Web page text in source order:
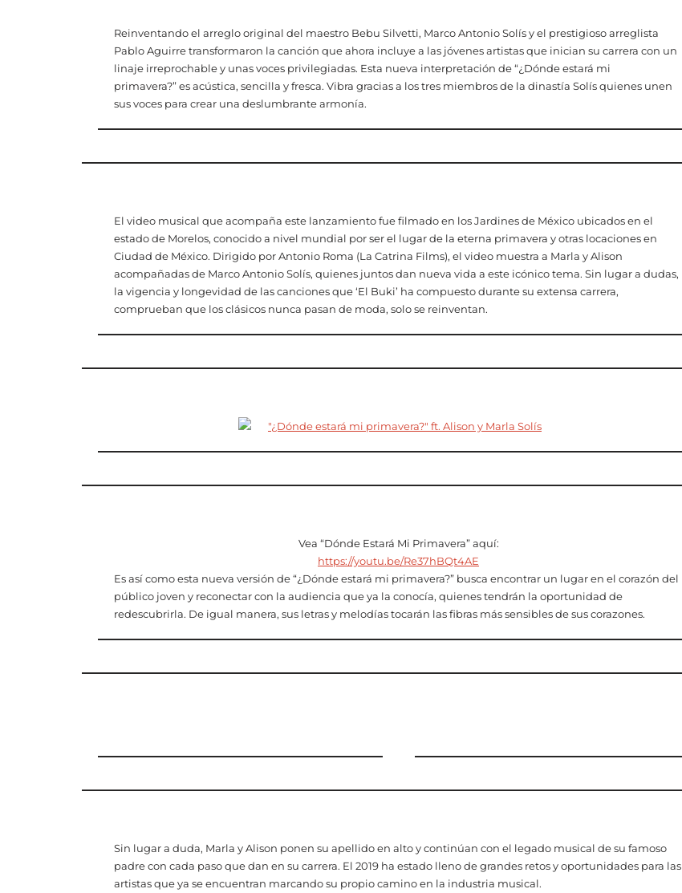
Reinventando el arreglo original del maestro Bebu Silvetti, Marco Antonio Solís y el prestigioso arreglista
Pablo Aguirre transformaron la canción que ahora incluye a las jóvenes artistas que inician su carrera con un
linaje irreprochable y unas voces privilegiadas. Esta nueva interpretación de “¿Dónde estará mi
primavera?” es acústica, sencilla y fresca. Vibra gracias a los tres miembros de la dinastía Solís quienes unen
sus voces para crear una deslumbrante armonía.
El video musical que acompaña este lanzamiento fue filmado en los Jardines de México ubicados en el
estado de Morelos, conocido a nivel mundial por ser el lugar de la eterna primavera y otras locaciones en
Ciudad de México. Dirigido por Antonio Roma (La Catrina Films), el video muestra a Marla y Alison
acompañadas de Marco Antonio Solís, quienes juntos dan nueva vida a este icónico tema. Sin lugar a dudas,
la vigencia y longevidad de las canciones que ‘El Buki’ ha compuesto durante su extensa carrera,
comprueban que los clásicos nunca pasan de moda, solo se reinventan.
Vea “Dónde Estará Mi Primavera” aquí:
https://youtu.be/Re37hBQt4AE
Es así como esta nueva versión de “¿Dónde estará mi primavera?” busca encontrar un lugar en el corazón del
público joven y reconectar con la audiencia que ya la conocía, quienes tendrán la oportunidad de
redescubrirla. De igual manera, sus letras y melodías tocarán las fibras más sensibles de sus corazones.
Sin lugar a duda, Marla y Alison ponen su apellido en alto y continúan con el legado musical de su famoso
padre con cada paso que dan en su carrera. El 2019 ha estado lleno de grandes retos y oportunidades para las
artistas que ya se encuentran marcando su propio camino en la industria musical.